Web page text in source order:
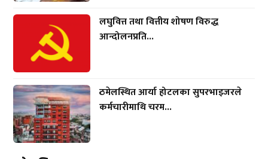
लघुवित्त तथा वित्तीय शोषण विरुद्ध
आन्दोलनप्रति...
ठमेलस्थित आर्या होटलका सुपरभाइजरले
कर्मचारीमाथि चरम...